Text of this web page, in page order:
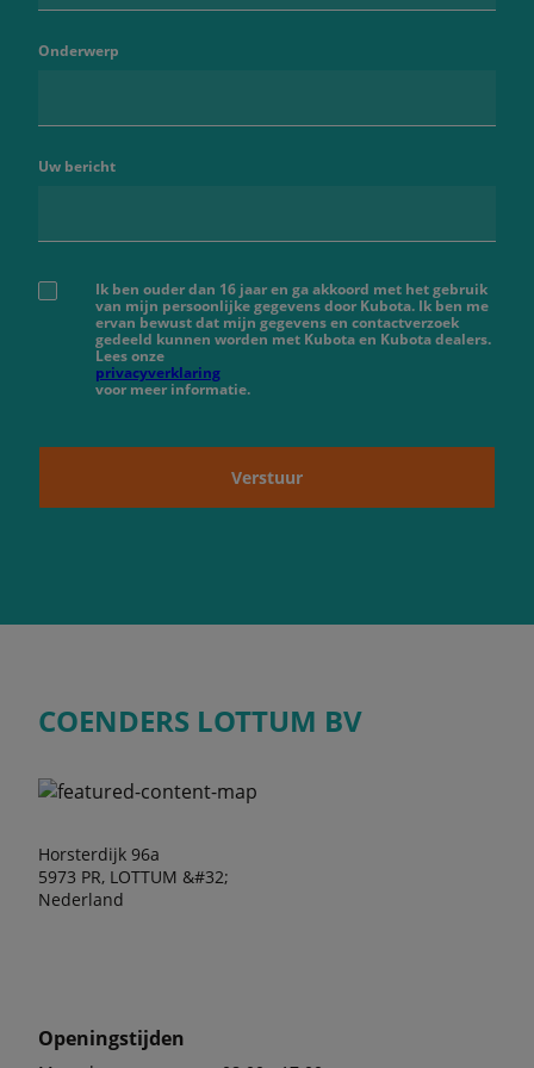
Onderwerp
Uw bericht
Ik ben ouder dan 16 jaar en ga akkoord met het gebruik
van mijn persoonlijke gegevens door Kubota. Ik ben me
ervan bewust dat mijn gegevens en contactverzoek
gedeeld kunnen worden met Kubota en Kubota dealers.
Lees onze
privacyverklaring
voor meer informatie.
Verstuur
COENDERS LOTTUM BV
Horsterdijk 96a
5973 PR, LOTTUM &#32;
Nederland
Openingstijden